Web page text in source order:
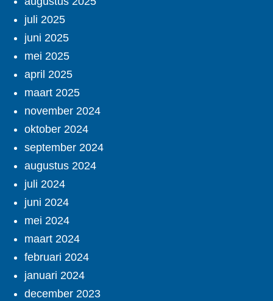
juli 2025
juni 2025
mei 2025
april 2025
maart 2025
november 2024
oktober 2024
september 2024
augustus 2024
juli 2024
juni 2024
mei 2024
maart 2024
februari 2024
januari 2024
december 2023